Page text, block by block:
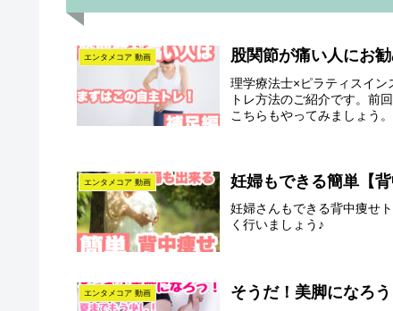
エンタメコア 動画 股関節が痛い人にお
理学療法士×ピラティスイ
トレ方法のご紹介です。前
こちらもやってみましょう。
エンタメコア 動画 妊婦もできる簡単【背
妊婦さんもできる背中痩せ
く行いましょう♪
エンタメコア 動画 そうだ！美脚になろ